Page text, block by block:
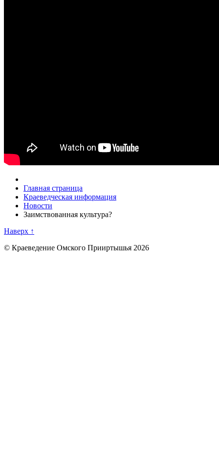
Главная страница
Краеведческая информация
Новости
Заимствованная культура?
Наверх ↑
© Краеведение Омского Прииртышья 2026